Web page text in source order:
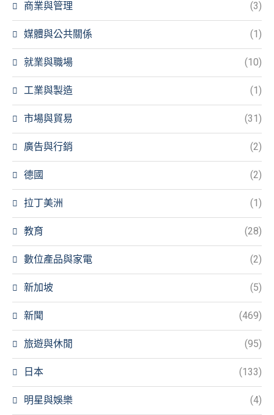
商業與管理 (3)
媒體與公共關係 (1)
就業與職場 (10)
工業與製造 (1)
市場與貿易 (31)
廣告與行銷 (2)
德國 (2)
拉丁美洲 (1)
教育 (28)
數位產品與家電 (2)
新加坡 (5)
新聞 (469)
旅遊與休閒 (95)
日本 (133)
明星與娛樂 (4)